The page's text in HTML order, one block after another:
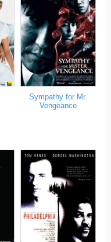
Sympathy for Mr.
Vengeance